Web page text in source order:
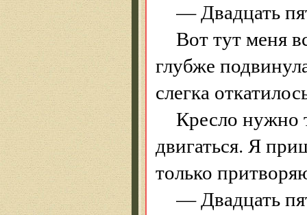
— Двадцать
Вот тут меня
глубже
слегка
Кресло нужно
двигаться. Я
только
— Двадцать